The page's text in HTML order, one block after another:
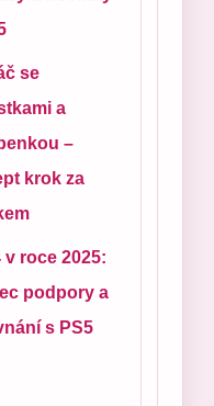
se
a
–
krok za
v roce 2025:
podpory a
s PS5